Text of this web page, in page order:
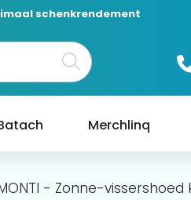
schenkrendement
Merchlinq
- Zonne-vissershoed